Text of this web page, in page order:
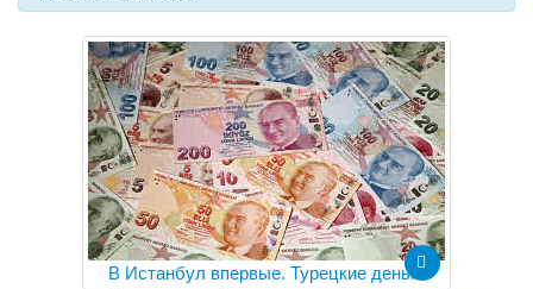
В Истанбул впервые. Турецкие деньги